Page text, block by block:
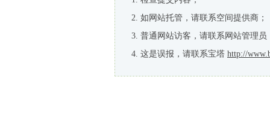
如网站托管，请联系空间提供商；
普通网站访客，请联系网站管理员
这是误报，请联系宝塔 http://